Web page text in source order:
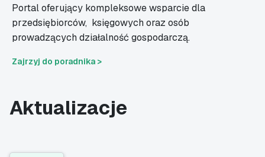
Portal oferujący kompleksowe wsparcie dla
przedsiębiorców, księgowych oraz osób
prowadzących działalność gospodarczą.
Zajrzyj do poradnika >
Aktualizacje